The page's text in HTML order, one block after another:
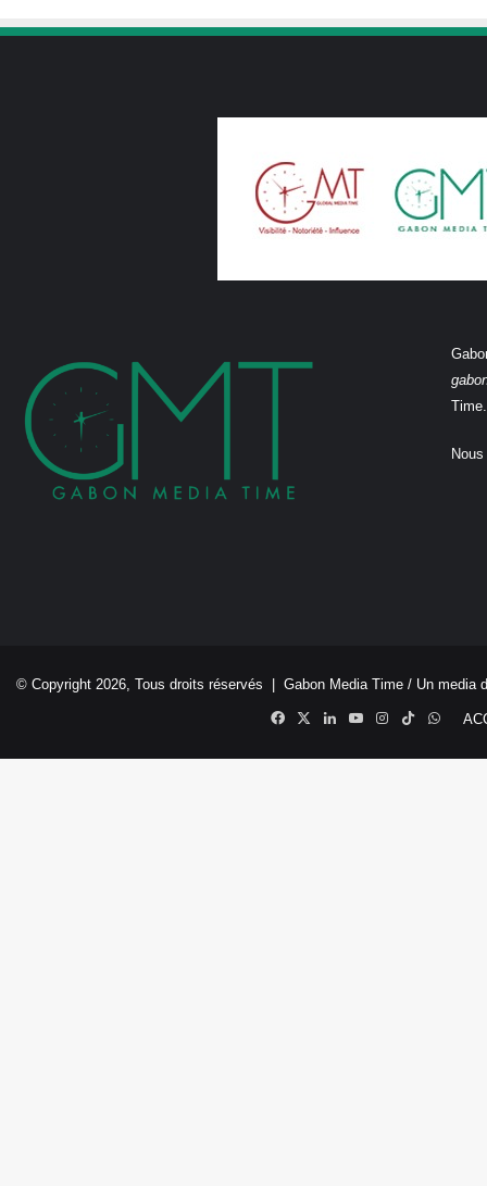
Time.
© Copyright 2026, Tous droits réservés | Gabon Media Time / Un media
Facebook
X LinkedinYouTubeInstagram
TikTok